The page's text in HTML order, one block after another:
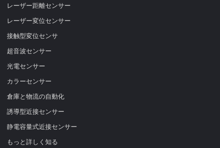
レーザー距離センサー
レーザー変位センサー
接触型変位センサ
超音波センサー
光電センサー
カラーセンサー
倉庫と物流の自動化
誘導型近接センサー
静電容量式近接センサー
もっと詳しく知る